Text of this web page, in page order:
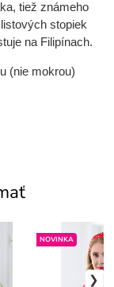
tiež známeho
stopiek
na Filipínach.
(nie mokrou)
NOVINKA